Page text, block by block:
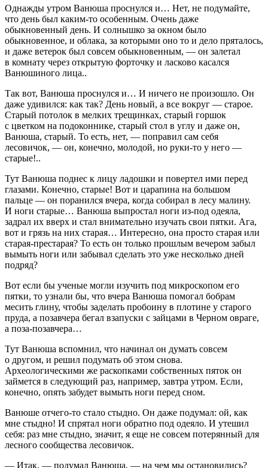
Однажды утром Ванюша проснулся и… Нет, не подумайте,
что день был каким-то особенным. Очень даже
обыкновенный день. И солнышко за окном было
обыкновенное, и облака, за которыми оно то и дело пряталось,
и даже ветерок был совсем обыкновенным, — он залетал
в комнату через открытую форточку и ласково касался
Ванюшиного лица..
Так вот, Ванюша проснулся и… И ничего не произошло. Он
даже удивился: как так? День новый, а все вокруг — старое.
Старый потолок в мелких трещинках, старый горшок
с цветком на подоконнике, старый стол в углу и даже он,
Ванюша, старый. То есть, нет, — поправил сам себя
лесовичок, — он, конечно, молодой, но руки-то у него —
старые!..
Тут Ванюша поднес к лицу ладошки и повертел ими перед
глазами. Конечно, старые! Вот и царапина на большом
пальце — он поранился вчера, когда собирал в лесу малину.
И ноги старые… Ванюша выпростал ноги из-под одеяла,
задрал их вверх и стал внимательно изучать свои пятки. Ага,
вот и грязь на них старая… Интересно, она просто старая или
старая-престарая? То есть он только прошлым вечером забыл
вымыть ноги или забывал сделать это уже несколько дней
подряд?
Вот если бы ученые могли изучить под микроскопом его
пятки, то узнали бы, что вчера Ванюша помогал бобрам
месить глину, чтобы заделать пробоину в плотине у старого
пруда, а позавчера бегал взапуски с зайцами в Черном овраге,
а поза-позавчера…
Тут Ванюша вспомнил, что начинал он думать совсем
о другом, и решил подумать об этом снова.
Археологическими же раскопками собственных пяток он
займется в следующий раз, например, завтра утром. Если,
конечно, опять забудет вымыть ноги перед сном.
Ванюше отчего-то стало стыдно. Он даже подумал: ой, как
мне стыдно! И спрятал ноги обратно под одеяло. И утешил
себя: раз мне стыдно, значит, я еще не совсем потерянный для
лесного сообщества лесовичок.
— Итак, — подумал Ванюша, — на чем мы остановились?